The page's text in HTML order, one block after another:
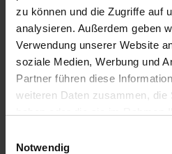
zu können und die Zugriffe auf
analysieren. Außerdem geben
Verwendung unserer Website
soziale Medien, Werbung und
Partner führen diese
weiteren Daten zusammen, die
Notwendig
Ratron Giftweizen
Artikel-Nr.: 62859-01-cfg